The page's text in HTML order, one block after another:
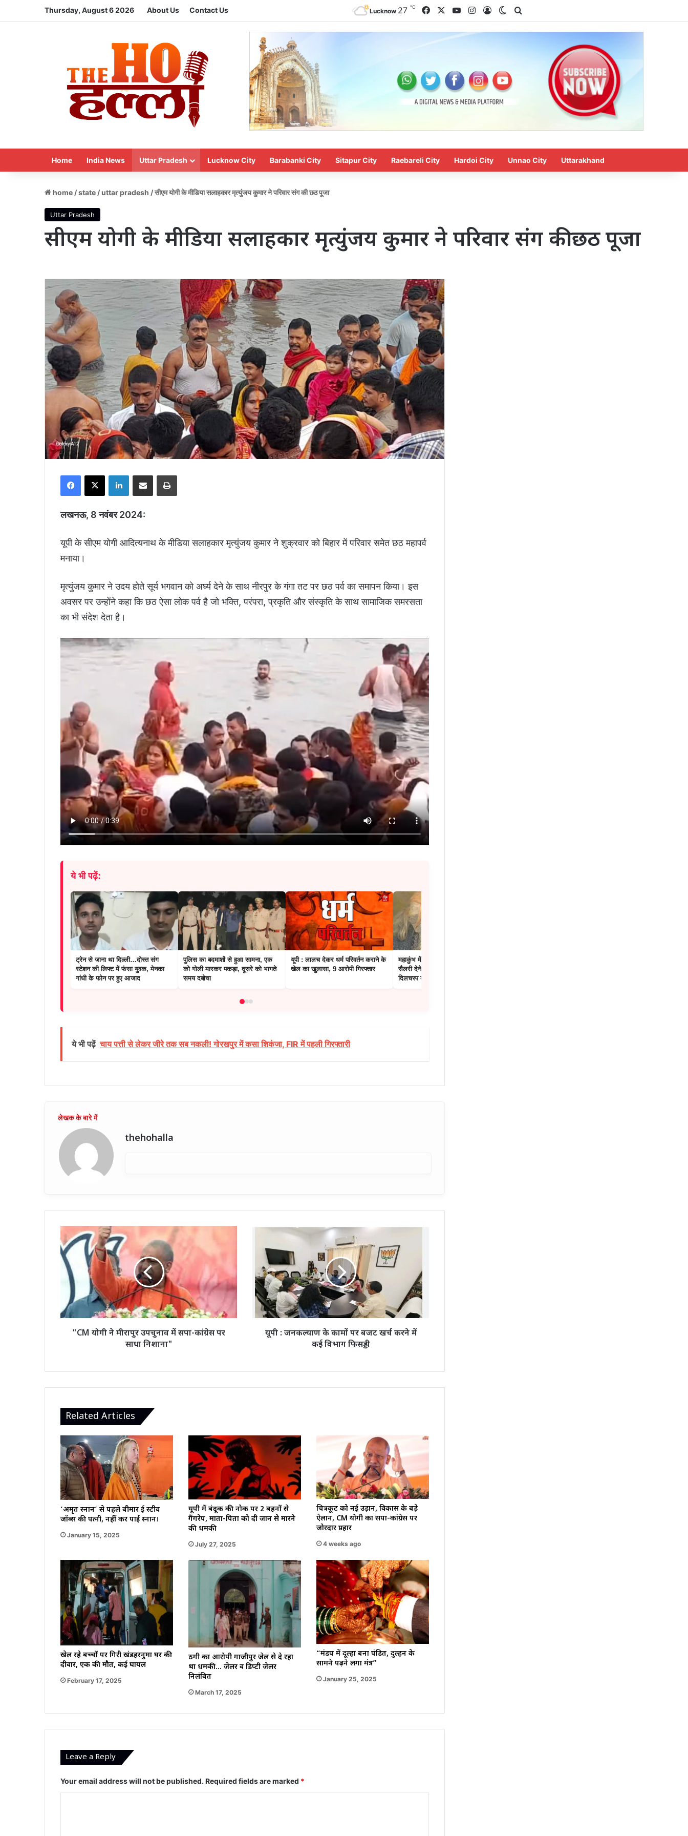
Thursday, August 6 2026 About Us Contact Us Lucknow 27 ℃ FacebookYouTubeInstagram
Log InSwitch skin
Home India News Uttar Pradesh Lucknow City Barabanki City Sitapur City Raebareli City Hardoi City Unnao City Uttarakhand
home /state /uttar pradesh /सीएम योगी के मीडिया सलाहकार मृत्युंजय कुमार ने परिवार संग की छठ पूजा
Uttar Pradesh
सीएम योगी के मीडिया सलाहकार मृत्युंजय कुमार ने परिवार संग की छठ पूजा
Facebook
X LinkedInShare via Email Print
लखनऊ, 8 नवंबर 2024:
यूपी के सीएम योगी आदित्यनाथ के मीडिया सलाहकार मृत्युंजय कुमार ने शुक्रवार को बिहार में परिवार समेत छठ महापर्व
मनाया।
मृत्युंजय कुमार ने उदय होते सूर्य भगवान को अर्घ्य देने के साथ नीरपुर के गंगा तट पर छठ पर्व का समापन किया। इस
अवसर पर उन्होंने कहा कि छठ ऐसा लोक पर्व है जो भक्ति, परंपरा, प्रकृति और संस्कृति के साथ सामाजिक समरसता
का भी संदेश देता है।
ये भी पढ़ें:
ट्रेन से जाना था दिल्ली…दोस्त संग
स्टेशन की लिफ्ट में फंसा युवक, मेनका
गांधी के फोन पर हुए आजाद
पुलिस का बदमाशों से हुआ सामना, एक
को गोली मारकर पकड़ा, दूसरे को भागते
समय दबोचा
यूपी : लालच देकर धर्म परिवर्तन कराने के
खेल का खुलासा, 9 आरोपी गिरफ्तार
महाकुंभ में MTech बाबा का उल्टा सफर,
सैलरी देने से भीख मांगने तक की
दिलचस्प कहानी
ये भी पढ़ें चाय पत्ती से लेकर जीरे तक सब नकली! गोरखपुर में कसा शिकंजा, FIR में पहली गिरफ्तारी
thehohalla
"CM
योगी
ने
मीरापुर
उपचुनाव
सपा-
कांग्रेस
पर
निशाना""CM योगी ने मीरापुर उपचुनाव में सपा-कांग्रेस पर
साधा निशाना"
जनकल्याण
कामों
पर
बजट
खर्च
करने
यूपी : जनकल्याण के कामों पर बजट खर्च करने में
कई विभाग फिसड्डी
Related Articles
‘अमृत स्नान’ से पहले बीमार हुई स्टीव
जॉब्स की पत्नी, नहीं कर पाईं स्नान।
January 15, 2025
यूपी में बंदूक की नोक पर 2 बहनों से
गैंगरेप, माता-पिता को दी जान से मारने
की धमकी
July 27, 2025
चित्रकूट को नई उड़ान, विकास के बड़े
ऐलान, CM योगी का सपा-कांग्रेस पर
जोरदार प्रहार
4 weeks ago
खेल रहे बच्चों पर गिरी खंडहरनुमा घर की
दीवार, एक की मौत, कई घायल
February 17, 2025
ठगी का आरोपी गाजीपुर जेल से दे रहा
था धमकी… जेलर व डिप्टी जेलर
निलंबित
March 17, 2025
“मंडप में दूल्हा बना पंडित, दुल्हन के
सामने पढ़ने लगा मंत्र”
January 25, 2025
Leave a Reply
Your email address will not be published. Required fields are marked *